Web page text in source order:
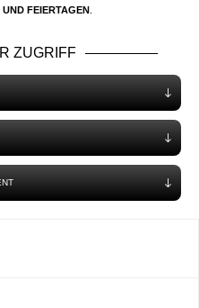
FEIERTAGEN
ZUGRIFF